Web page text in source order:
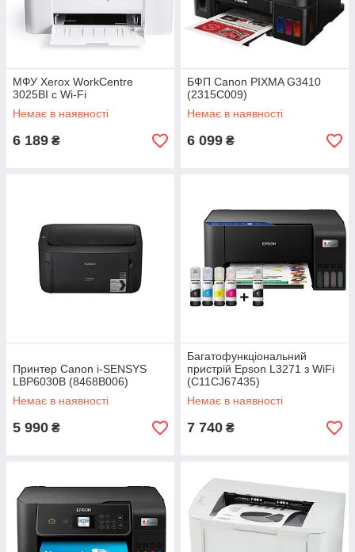
МФУ Xerox WorkCentre
3025BI с Wi-Fi
Немає в наявності
6 189 ₴
БФП Canon PIXMA G3410
(2315C009)
Немає в наявності
6 099 ₴
Принтер Canon i-SENSYS
LBP6030B (8468B006)
Немає в наявності
5 990 ₴
Багатофункціональний
пристрій Epson L3271 з WiFi
(C11CJ67435)
Немає в наявності
7 740 ₴